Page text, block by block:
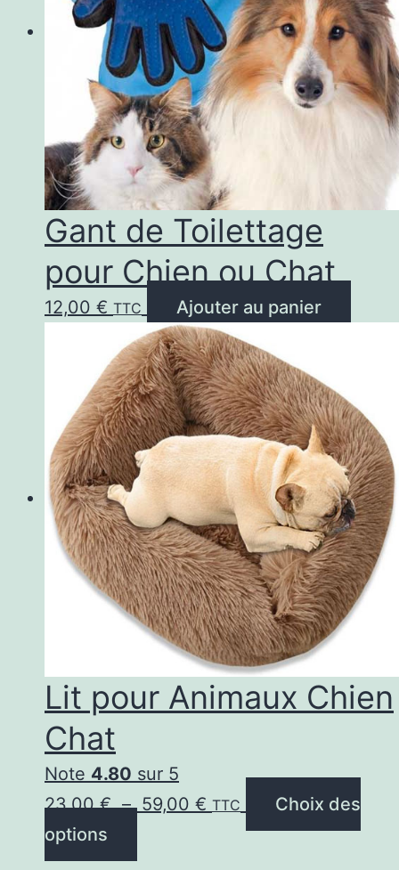
Gant de Toilettage
pour Chien ou Chat
12,00 € TTC Ajouter au panier
Lit pour Animaux Chien
Chat
Note 4.80 sur 5
23,00€ – 59,00 € Plage
TTC
Choix des
options
produit